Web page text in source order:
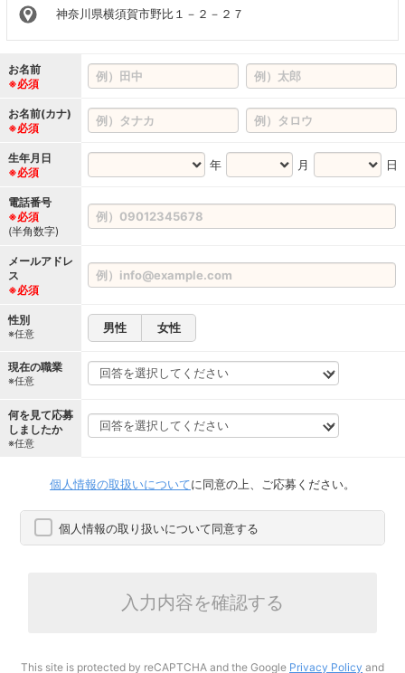
神奈川県横須賀市野比１－２－２７
お名前
※必須
お名前(カナ)
※必須
生年月日
※必須
年 月 日
電話番号
※必須
(半角数字)
メールアドレ
ス
※必須
性別
※任意 男性 女性
現在の職業
※任意
何を見て応募
しましたか
※任意
個人情報の取扱いについてに同意の上、ご応募ください。
個人情報の取り扱いについて同意する
入力内容を確認する
This site is protected by reCAPTCHA and the Google Privacy Policy and